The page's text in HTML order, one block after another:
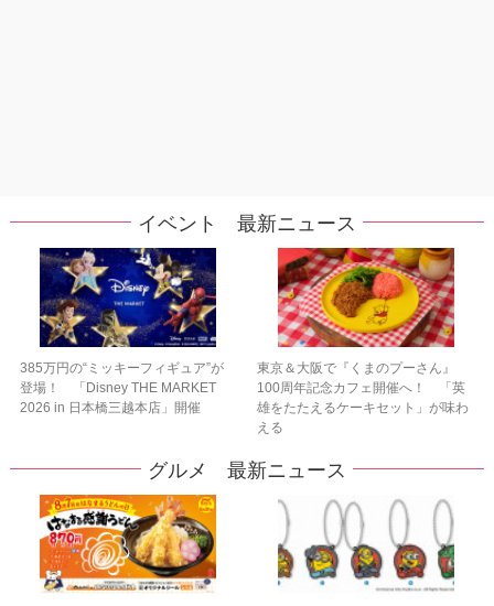
イベント 最新ニュース
385万円の“ミッキーフィギュア”が
登場！ 「Disney THE MARKET
2026 in 日本橋三越本店」開催
東京＆大阪で『くまのプーさん』
100周年記念カフェ開催へ！ 「英
雄をたたえるケーキセット」が味わ
える
グルメ 最新ニュース